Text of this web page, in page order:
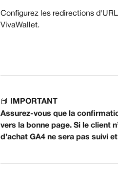
Configurez les redirections
VivaWallet.
📕
IMPORTANT
Assurez-vous que la
vers la bonne page. Si le client
d’achat GA4 ne sera pas suivi